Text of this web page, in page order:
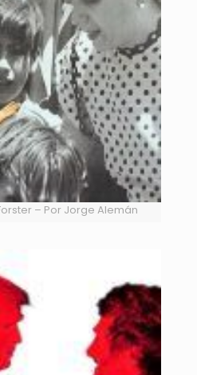
– Por Jorge Alemán